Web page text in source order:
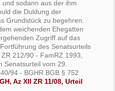
sodann aus der ihm
die Duldung der
Grundstück zu begehren.
weichenden Ehegatten
Zugriff auf das
des Senatsurteils
212/90 - FamRZ 1993,
Senatsurteil vom 29.
94 - BGHR BGB § 752
Az XII ZR 11/08, Urteil